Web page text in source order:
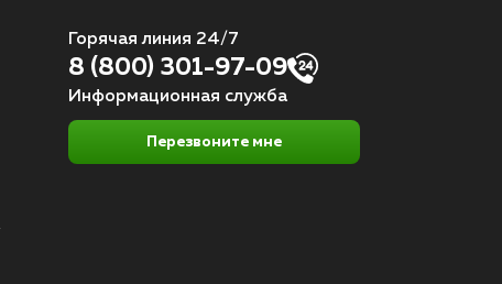
Горячая линия 24/7
8 (800) 301-97-09
Информационная служба
Перезвоните мне